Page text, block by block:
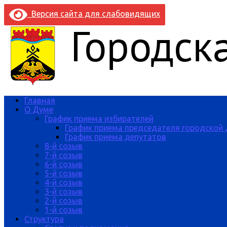
Версия сайта для слабовидящих
Главная
О Думе
График приема избирателей
График приема председателя
График приема депутатов
8-й созыв
7-й созыв
6-й созыв
5-й созыв
4-й созыв
3-й созыв
2-й созыв
1-й созыв
Структура